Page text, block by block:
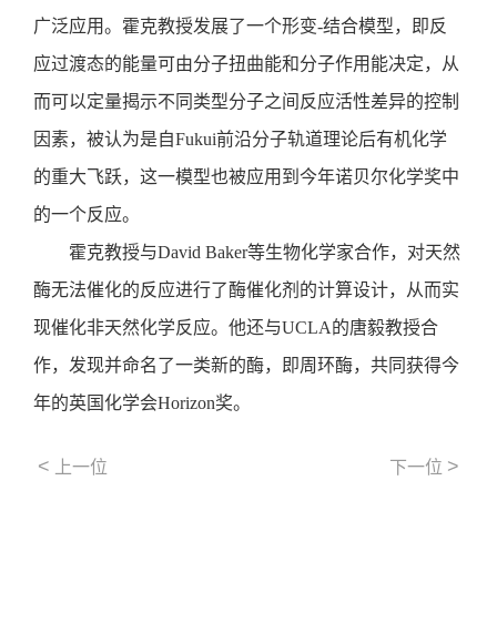
广泛应用。霍克教授发展了一个形变-结合模型，即反
应过渡态的能量可由分子扭曲能和分子作用能决定，从
而可以定量揭示不同类型分子之间反应活性差异的控制
因素，被认为是自Fukui前沿分子轨道理论后有机化学
的重大飞跃，这一模型也被应用到今年诺贝尔化学奖中
的一个反应。
霍克教授与David Baker等生物化学家合作，对天然
酶无法催化的反应进行了酶催化剂的计算设计，从而实
现催化非天然化学反应。他还与UCLA的唐毅教授合
作，发现并命名了一类新的酶，即周环酶，共同获得今
年的英国化学会Horizon奖。
< 上一位 下一位 >